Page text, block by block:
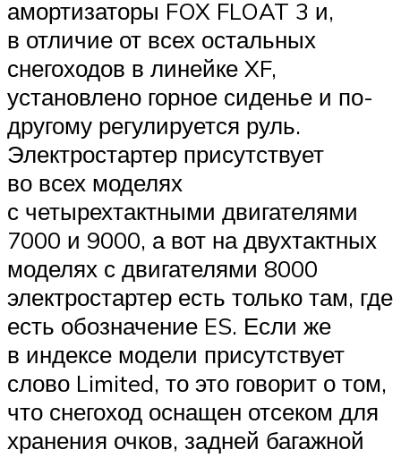
амортизаторы FOX FLOAT 3 и,
в отличие от всех остальных
снегоходов в линейке XF,
установлено горное сиденье и по-
другому регулируется руль.
Электростартер присутствует
во всех моделях
с четырехтактными двигателями
7000 и 9000, а вот на двухтактных
моделях с двигателями 8000
электростартер есть только там, где
есть обозначение ES. Если же
в индексе модели присутствует
слово Limited, то это говорит о том,
что снегоход оснащен отсеком для
хранения очков, задней багажной